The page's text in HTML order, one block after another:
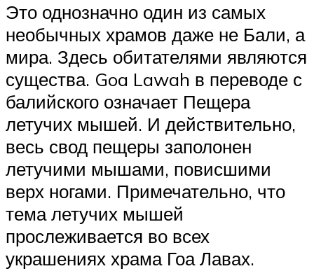
Это однозначно один из самых
необычных храмов даже не Бали, а
мира. Здесь обитателями являются
существа. Goa Lawah в переводе с
балийского означает Пещера
летучих мышей. И действительно,
весь свод пещеры заполонен
летучими мышами, повисшими
верх ногами. Примечательно, что
тема летучих мышей
прослеживается во всех
украшениях храма Гоа Лавах.